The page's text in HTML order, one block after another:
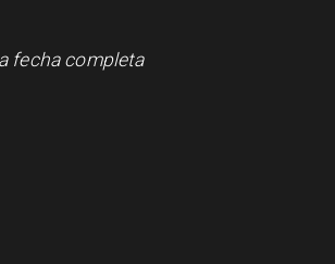
fecha completa